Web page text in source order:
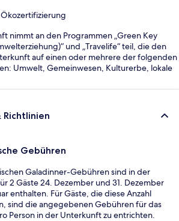
nimmt an den Programmen „Green Key
und „Travelife“ teil, die den
auf einen oder mehrere der folgenden
Umwelt, Gemeinwesen, Kulturerbe, lokale
Richtlinien
Gebühren
Galadinner-Gebühren sind in der
2 Gäste 24. Dezember und 31. Dezember
enthalten. Für Gäste, die diese Anzahl
sind die angegebenen Gebühren für das
Person in der Unterkunft zu entrichten.